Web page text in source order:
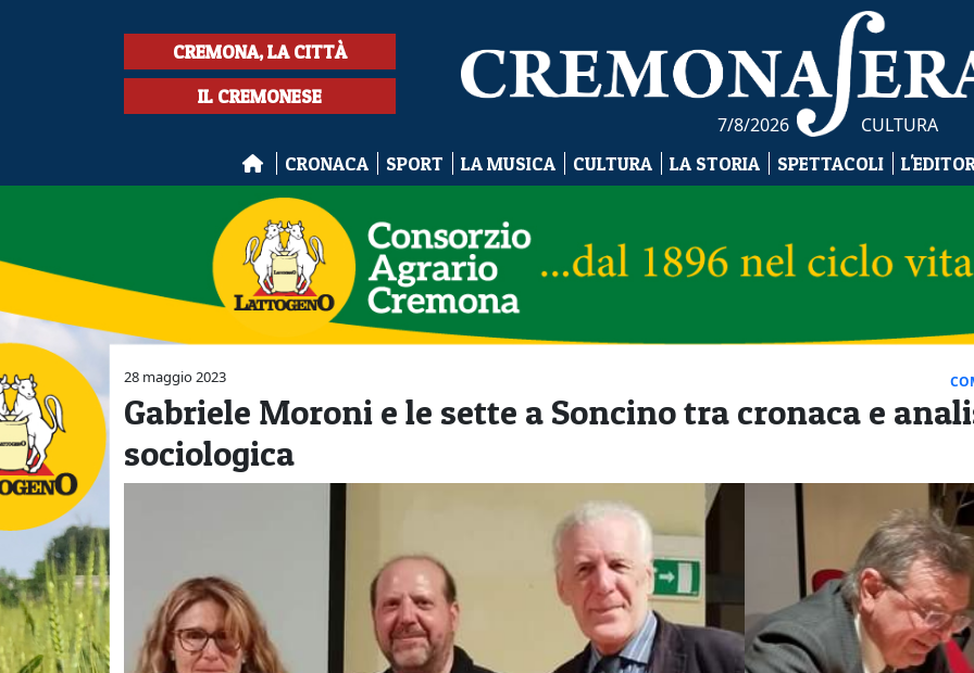
CREMONA, LA CITTÀ
IL CREMONESE
7/8/2026 CULTURA
CRONACA SPORT LA MUSICA CULTURA LA STORIA SPETTACOLI
28 maggio 2023
Gabriele Moroni e le sette a Soncino tra cronaca e
sociologica